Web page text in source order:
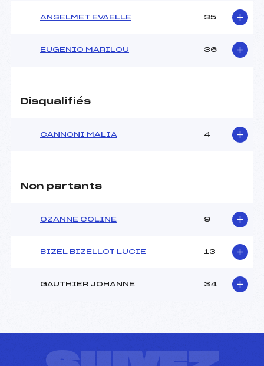
U18->Mas
ANSELMET EVAELLE 35
EUGENIO MARILOU 36
Disqualifiés
CANNONI MALIA 4
Non partants
OZANNE COLINE 9
BIZEL BIZELLOT LUCIE 13
GAUTHIER JOHANNE 34